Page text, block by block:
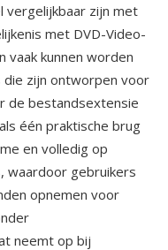
zijn met
met DVD-Video-
kunnen worden
zijn ontworpen voor
de bestandsextensie
één praktische brug
en volledig op
waardoor gebruikers
opnemen voor
neemt op bij